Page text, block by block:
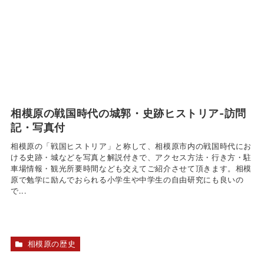
相模原の戦国時代の城郭・史跡ヒストリア-訪問
記・写真付
相模原の「戦国ヒストリア」と称して、相模原市内の戦国時代にお
ける史跡・城などを写真と解説付きで、アクセス方法・行き方・駐
車場情報・観光所要時間なども交えてご紹介させて頂きます。相模
原で勉学に励んでおられる小学生や中学生の自由研究にも良いの
で...
相模原の歴史